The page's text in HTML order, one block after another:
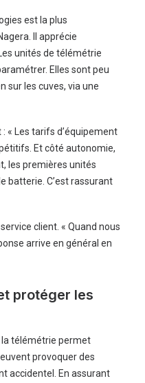
est la plus
Il apprécie
unités de télémétrie
Elles sont peu
sur les cuves, via une
« Les tarifs d’équipement
Et côté autonomie,
les premières unités
batterie. C’est rassurant
client. « Quand nous
arrive en général en
protéger les
la télémétrie permet
provoquer des
accidentel. En assurant